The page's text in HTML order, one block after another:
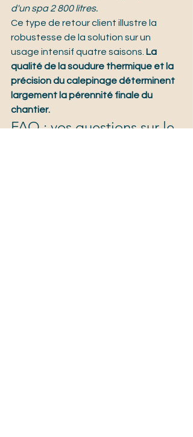
d'un spa 2 800 litres.
Ce type de retour client illustre la
robustesse de la solution sur un
usage intensif quatre saisons. La
qualité de la soudure thermique et la
précision du calepinage déterminent
largement la pérennité finale du
chantier.
FAQ : vos questions sur le